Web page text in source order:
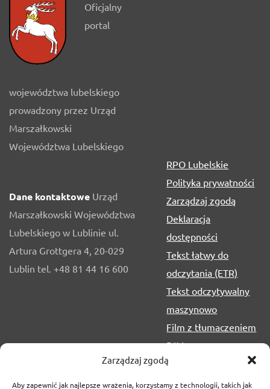
Zarządzaj zgodą
Aby zapewnić jak najlepsze wrażenia, korzystamy z technologii, takich jak
Oficjalny
portal
województwa lubelskiego
prowadzony przez Urząd
Marszałkowski
Województwa Lubelskiego
Dane kontaktowe Urząd
Marszałkowski Województwa
Lubelskiego w Lublinie ul.
Artura Grottgera 4, 20-029
Lublin tel. +48 81 44 16 600
RPO Lubelskie
Polityka prywatności
Zarządzaj zgodą
Deklaracja
dostępności
Tekst łatwy do
odczytania (ETR)
Tekst odczytywalny
maszynowo
Film z tłumaczeniem
PJM